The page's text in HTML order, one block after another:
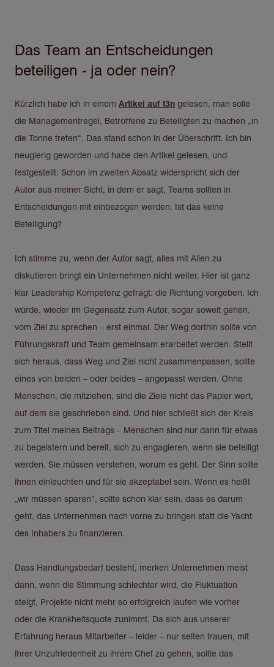
Direkt
Inhalt
Das Team an Entscheidungen
beteiligen - ja oder nein?
Kürzlich habe ich in einem Artikel auf t3n gelesen, man solle
die Managementregel, Betroffene zu Beteiligten zu machen „in
die Tonne treten“. Das stand schon in der Überschrift. Ich bin
neugierig geworden und habe den Artikel gelesen, und
festgestellt: Schon im zweiten Absatz widerspricht sich der
Autor aus meiner Sicht, in dem er sagt, Teams sollten in
Entscheidungen mit einbezogen werden. Ist das keine
Beteiligung?
Ich stimme zu, wenn der Autor sagt, alles mit Allen zu
diskutieren bringt ein Unternehmen nicht weiter. Hier ist ganz
klar Leadership Kompetenz gefragt: die Richtung vorgeben. Ich
würde, wieder im Gegensatz zum Autor, sogar soweit gehen,
vom Ziel zu sprechen – erst einmal. Der Weg dorthin sollte von
Führungskraft und Team gemeinsam erarbeitet werden. Stellt
sich heraus, dass Weg und Ziel nicht zusammenpassen, sollte
eines von beiden – oder beides – angepasst werden. Ohne
Menschen, die mitziehen, sind die Ziele nicht das Papier wert,
auf dem sie geschrieben sind. Und hier schließt sich der Kreis
zum Titel meines Beitrags – Menschen sind nur dann für etwas
zu begeistern und bereit, sich zu engagieren, wenn sie beteiligt
werden. Sie müssen verstehen, worum es geht. Der Sinn sollte
ihnen einleuchten und für sie akzeptabel sein. Wenn es heißt
„wir müssen sparen“, sollte schon klar sein, dass es darum
geht, das Unternehmen nach vorne zu bringen statt die Yacht
des Inhabers zu finanzieren.
Dass Handlungsbedarf besteht, merken Unternehmen meist
dann, wenn die Stimmung schlechter wird, die Fluktuation
steigt, Projekte nicht mehr so erfolgreich laufen wie vorher
oder die Krankheitsquote zunimmt. Da sich aus unserer
Erfahrung heraus Mitarbeiter – leider – nur selten trauen, mit
ihrer Unzufriedenheit zu ihrem Chef zu gehen, sollte das